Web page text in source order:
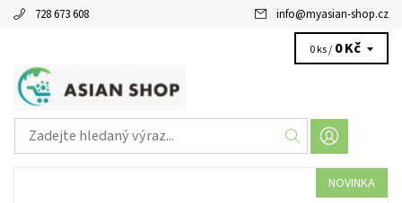
728 673 608 info@myasian-shop.cz
0 ks / 0 Kč
NOVINKA